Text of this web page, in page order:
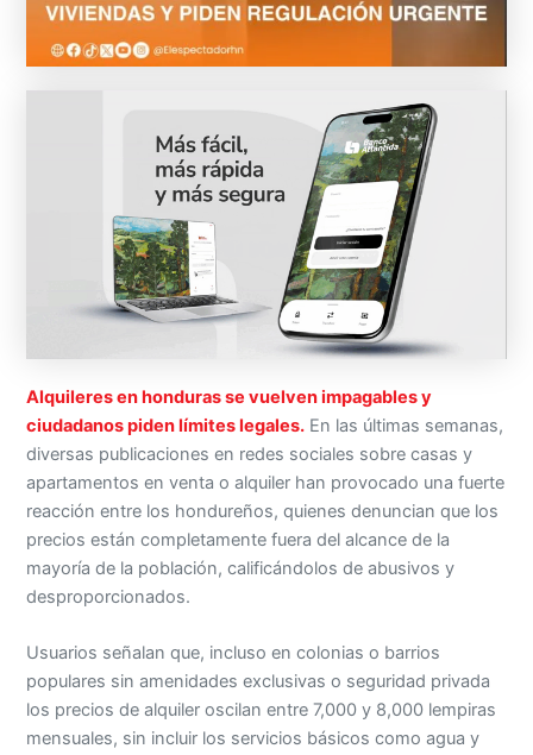
Alquileres en honduras se vuelven impagables y
ciudadanos piden límites legales. En las últimas semanas,
diversas publicaciones en redes sociales sobre casas y
apartamentos en venta o alquiler han provocado una fuerte
reacción entre los hondureños, quienes denuncian que los
precios están completamente fuera del alcance de la
mayoría de la población, calificándolos de abusivos y
desproporcionados.
Usuarios señalan que, incluso en colonias o barrios
populares sin amenidades exclusivas o seguridad privada
los precios de alquiler oscilan entre 7,000 y 8,000 lempiras
mensuales, sin incluir los servicios básicos como agua y